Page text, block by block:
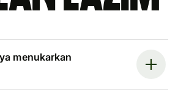
menukarkan